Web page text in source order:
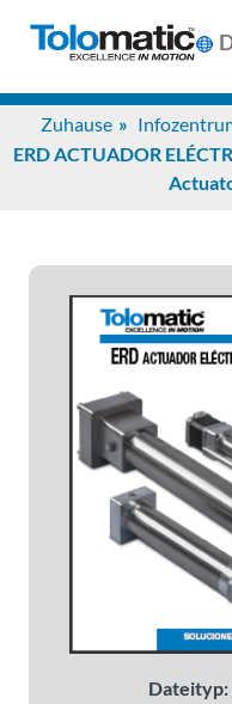
Zuhause
ERD ACTUADOR
Dateityp:
Search
for:
Unterstützung
Anwendungen